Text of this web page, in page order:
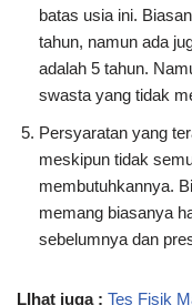
batas usia ini.
tahun, namun ada
adalah 5 tahun.
swasta yang tidak
Persyaratan yang
meskipun tidak
membutuhkannya.
memang biasanya
sebelumnya dan
LIhat juga : Tes Fisik